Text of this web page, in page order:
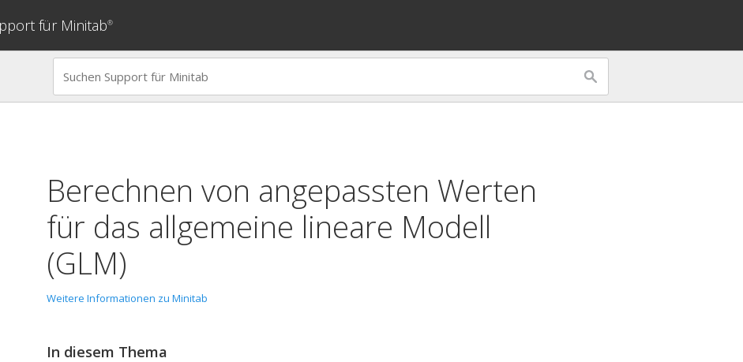
für Minitab®
Berechnen von angepassten Werten
für das allgemeine lineare Modell
(GLM)
Weitere Informationen zu Minitab
In diesem Thema